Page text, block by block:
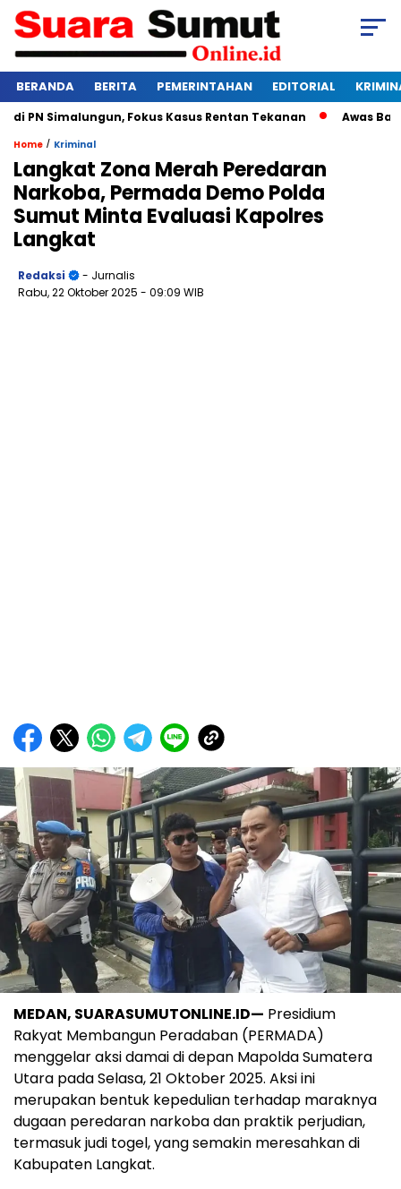
BERANDA BERITA PEMERINTAHAN EDITORIAL
Simalungun, Fokus Kasus Rentan Tekanan Awas
Home / Kriminal
Langkat Zona Merah Peredaran
Narkoba, Permada Demo Polda
Sumut Minta Evaluasi Kapolres
Langkat
Redaksi
- Jurnalis
Rabu, 22 Oktober 2025 - 09:09 WIB
MEDAN, SUARASUMUTONLINE.ID— Presidium
Rakyat Membangun Peradaban (PERMADA)
menggelar aksi damai di depan Mapolda Sumatera
Utara pada Selasa, 21 Oktober 2025. Aksi ini
merupakan bentuk kepedulian terhadap maraknya
dugaan peredaran narkoba dan praktik perjudian,
termasuk judi togel, yang semakin meresahkan di
Kabupaten Langkat.